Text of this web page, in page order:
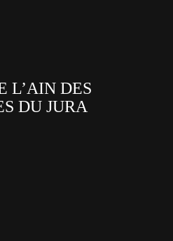
L’AIN DES
DU JURA